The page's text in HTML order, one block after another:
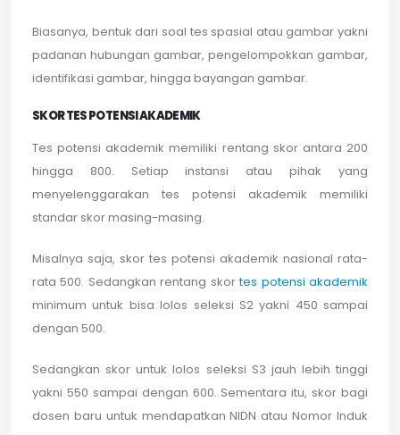
Biasanya, bentuk dari soal tes spasial atau gambar yakni
padanan hubungan gambar, pengelompokkan gambar,
identifikasi gambar, hingga bayangan gambar.
SKOR TES POTENSI AKADEMIK
Tes potensi akademik memiliki rentang skor antara 200
hingga 800. Setiap instansi atau pihak yang
menyelenggarakan tes potensi akademik memiliki
standar skor masing-masing.
Misalnya saja, skor tes potensi akademik nasional rata-
rata 500. Sedangkan rentang skortes potensi akademik
minimum untuk bisa lolos seleksi S2 yakni 450 sampai
dengan 500.
Sedangkan skor untuk lolos seleksi S3 jauh lebih tinggi
yakni 550 sampai dengan 600. Sementara itu, skor bagi
dosen baru untuk mendapatkan NIDN atau Nomor Induk